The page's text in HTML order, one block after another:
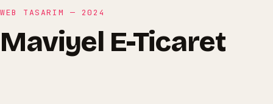
bilgi@merhabagrafik.com ·Hopa /Artvin
WEB TASARIM — 2024
Maviyel E-Ticaret